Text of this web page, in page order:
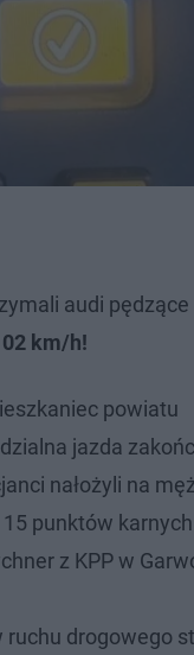
audi
km/h!
powiatu
jazda
nałożyli na
punktów
z KPP w
drogowego